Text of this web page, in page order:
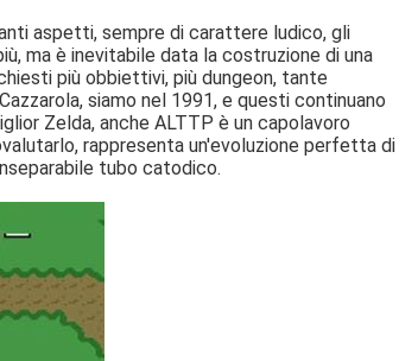
aspetti, sempre di carattere ludico, gli
ma è inevitabile data la costruzione di una
più obbiettivi, più dungeon, tante
siamo nel 1991, e questi continuano
Zelda, anche ALTTP è un capolavoro
rappresenta un'evoluzione perfetta di
tubo catodico.